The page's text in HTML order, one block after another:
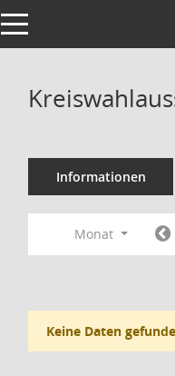
Toggle navigation
Informationen
Monat
Keine Daten